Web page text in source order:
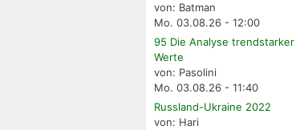
von: Batman
Mo. 03.08.26 - 12:00
95 Die Analyse trendstarker
Werte
von: Pasolini
Mo. 03.08.26 - 11:40
Russland-Ukraine 2022
von: Hari